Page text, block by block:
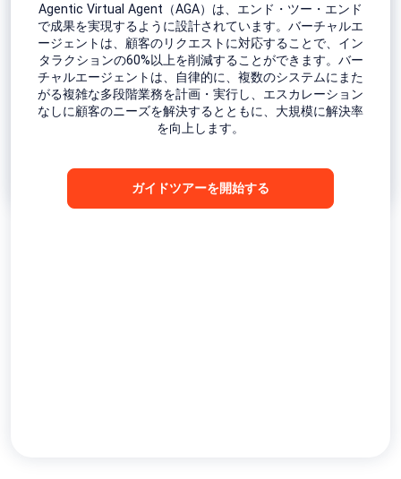
Agentic Virtual Agent（AGA）は、エンド・ツー・エンド
で成果を実現するように設計されています。バーチャルエ
ージェントは、顧客のリクエストに対応することで、イン
タラクションの60%以上を削減することができます。バー
チャルエージェントは、自律的に、複数のシステムにまた
がる複雑な多段階業務を計画・実行し、エスカレーション
なしに顧客のニーズを解決するとともに、大規模に解決率
を向上します。
ガイドツアーを開始する